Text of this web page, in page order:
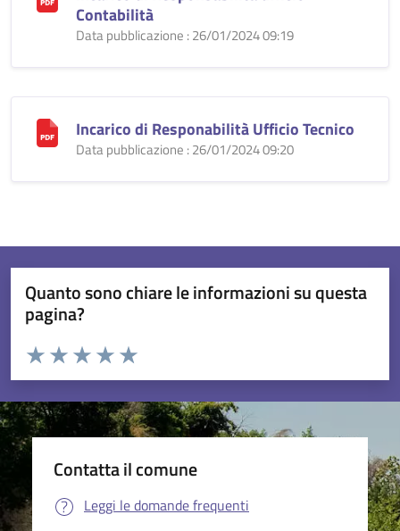
Contabilità
Data pubblicazione : 26/01/2024 09:19
Incarico di Responabilità Ufficio Tecnico
Data pubblicazione : 26/01/2024 09:20
Quanto sono chiare le informazioni su questa
pagina?
Valuta da 1 a 5 stelle la pagina
Valuta 5 stelle su 5
Valuta 4 stelle su 5
Valuta 3 stelle su 5
Valuta 2 stelle su 5
Valuta 1 stelle su 5
Contatta il comune
Leggi le domande frequenti